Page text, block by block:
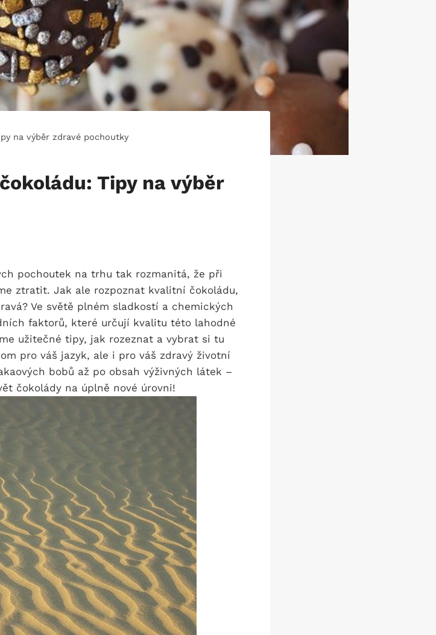
na výběr zdravé pochoutky
Tipy na výběr
pochoutek na trhu tak rozmanitá, že při
ztratit. Jak ale rozpoznat kvalitní čokoládu,
Ve světě plném sladkostí a chemických
faktorů, které určují kvalitu této lahodné
užitečné tipy, jak rozeznat a vybrat si tu
pro váš jazyk, ale i pro váš zdravý životní
bobů až po obsah výživných látek –
čokolády na úplně nové úrovni!